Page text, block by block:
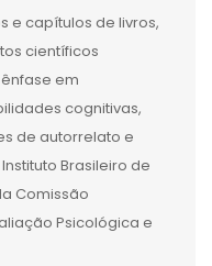
e capítulos de livros,
científicos
em
cognitivas,
de autorrelato e
Brasileiro de
Comissão
Psicológica e